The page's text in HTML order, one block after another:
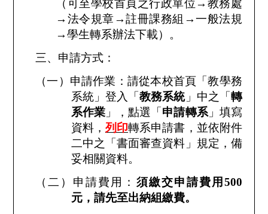
（可至學校首頁之行政單位→教務處
→法令規章→註冊課務組→一般法規
→學生轉系辦法下載）。
三、申請方式：
（一）申請作業：請從本校首頁「教學務
系統」登入「教務系統」中之「 轉
系作業」，點選「 申請轉系」填寫
資料， 列印轉系申請書，並依附件
二中之「書面審查資料」規定，備
妥相關資料。
（二）申請費用： 須繳交申請費用 500
元，請先至出納組繳費。